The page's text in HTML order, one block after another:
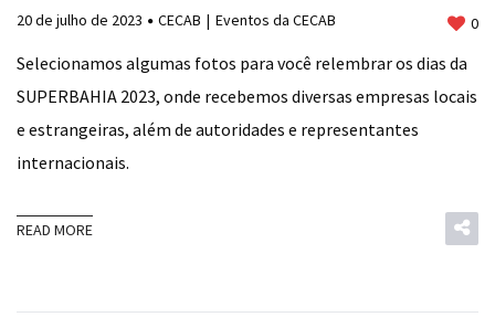
20 de julho de 2023 CECAB Eventos da CECAB 0
Selecionamos algumas fotos para você relembrar os dias da
SUPERBAHIA 2023, onde recebemos diversas empresas locais
e estrangeiras, além de autoridades e representantes
internacionais.
READ MORE